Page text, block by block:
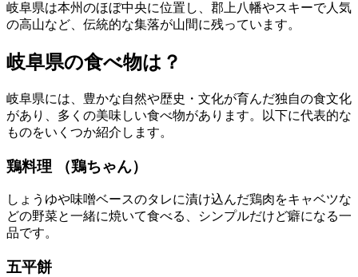
岐阜県は本州のほぼ中央に位置し、郡上八幡やスキーで人気
の高山など、伝統的な集落が山間に残っています。
岐阜県の食べ物は？
岐阜県には、豊かな自然や歴史・文化が育んだ独自の食文化
があり、多くの美味しい食べ物があります。以下に代表的な
ものをいくつか紹介します。
鶏料理 （鶏ちゃん）
しょうゆや味噌ベースのタレに漬け込んだ鶏肉をキャベツな
どの野菜と一緒に焼いて食べる、シンプルだけど癖になる一
品です。
五平餅